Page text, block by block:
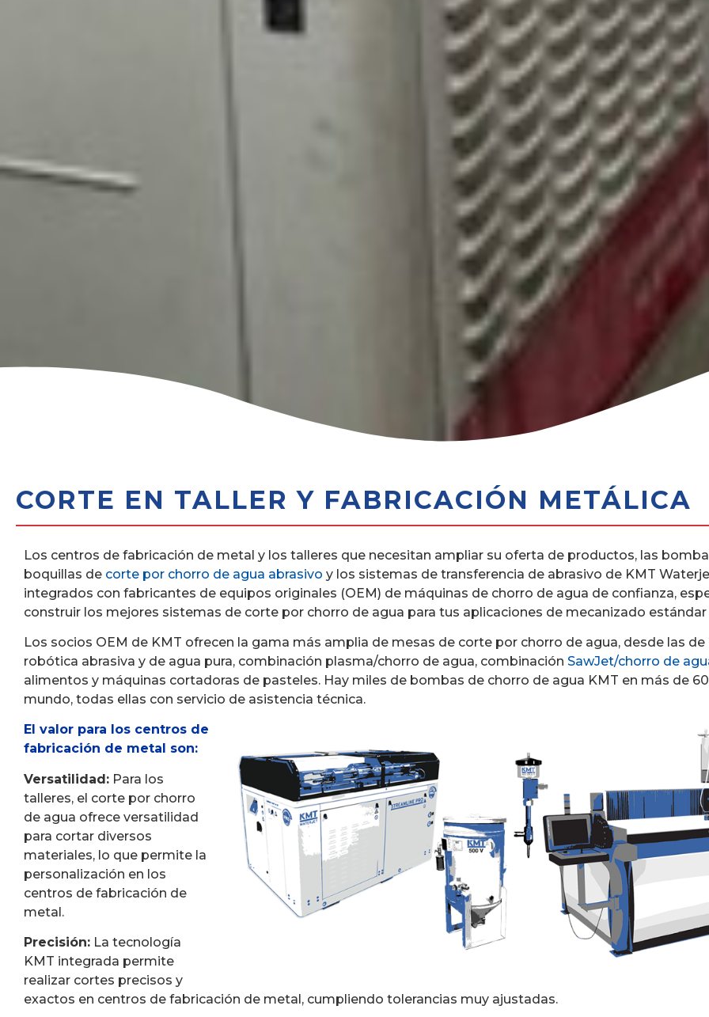
CORTE EN TALLER Y FABRICACIÓN METÁLICA
Los centros de fabricación de metal y los talleres que necesitan ampliar su oferta de productos, las
boquillas de corte por chorro de agua abrasivo y los sistemas de transferencia de abrasivo de KMT
integrados con fabricantes de equipos originales (OEM) de máquinas de chorro de agua de confianza,
construir los mejores sistemas de corte por chorro de agua para tus aplicaciones de mecanizado
Los socios OEM de KMT ofrecen la gama más amplia de mesas de corte por chorro de agua, desde las de
robótica abrasiva y de agua pura, combinación plasma/chorro de agua, combinación SawJet/chorro de
alimentos y máquinas cortadoras de pasteles. Hay miles de bombas de chorro de agua KMT en más de
mundo, todas ellas con servicio de asistencia técnica.
El valor para los centros de
fabricación de metal son:
Versatilidad: Para los
talleres, el corte por chorro
de agua ofrece versatilidad
para cortar diversos
materiales, lo que permite la
personalización en los
centros de fabricación de
metal.
Precisión: La tecnología
KMT integrada permite
realizar cortes precisos y
exactos en centros de fabricación de metal, cumpliendo tolerancias muy ajustadas.